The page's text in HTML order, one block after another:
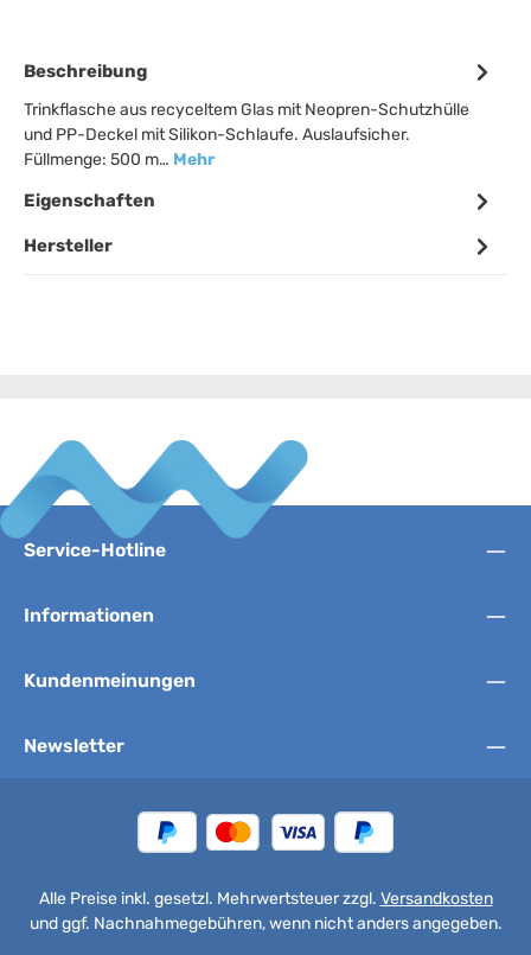
Beschreibung
Trinkflasche aus recyceltem Glas mit Neopren-Schutzhülle
und PP-Deckel mit Silikon-Schlaufe. Auslaufsicher.
Füllmenge: 500 m… Mehr
Eigenschaften
Hersteller
Service-Hotline
Informationen
Kundenmeinungen
Newsletter
Alle Preise inkl. gesetzl. Mehrwertsteuer zzgl. Versandkosten
und ggf. Nachnahmegebühren, wenn nicht anders angegeben.